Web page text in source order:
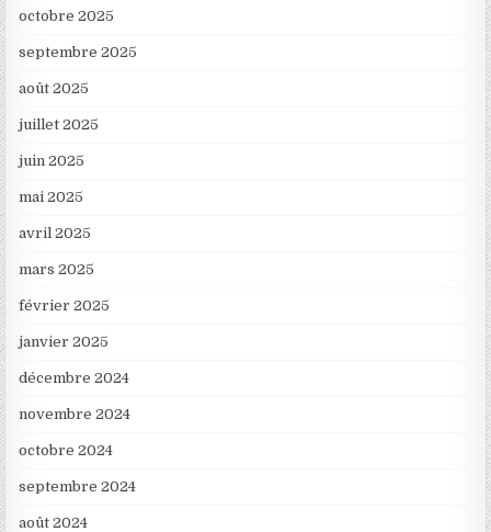
octobre 2025
septembre 2025
août 2025
juillet 2025
juin 2025
mai 2025
avril 2025
mars 2025
février 2025
janvier 2025
décembre 2024
novembre 2024
octobre 2024
septembre 2024
août 2024